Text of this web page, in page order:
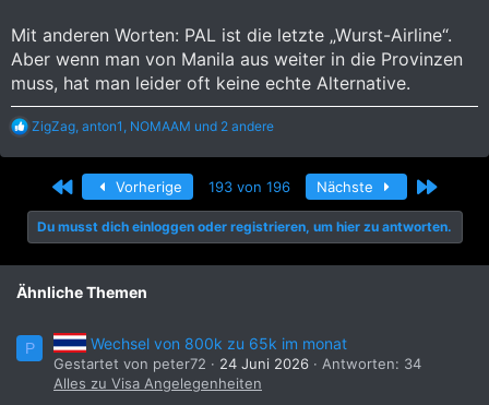
Mit anderen Worten: PAL ist die letzte „Wurst-Airline“.
Aber wenn man von Manila aus weiter in die Provinzen
muss, hat man leider oft keine echte Alternative.
R
a
i
o
n
e
:
ZigZag, anton1 , NOMAAM und 2 andere
Erste Vorherige 193 von 196 Nächste Letzte
Du musst dich einloggen oder registrieren, um hier zu antworten.
Ähnliche Themen
P Wechsel von 800k zu 65k im monat
Gestartet von peter72 24 Juni 2026
Antworten: 34
Alles zu Visa Angelegenheiten